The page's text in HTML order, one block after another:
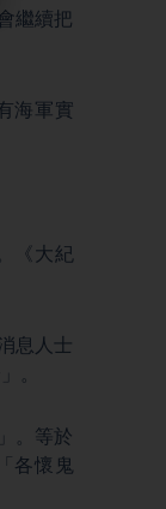
繼續把
海軍實
《大紀
息人士
。
。等於
各懷鬼